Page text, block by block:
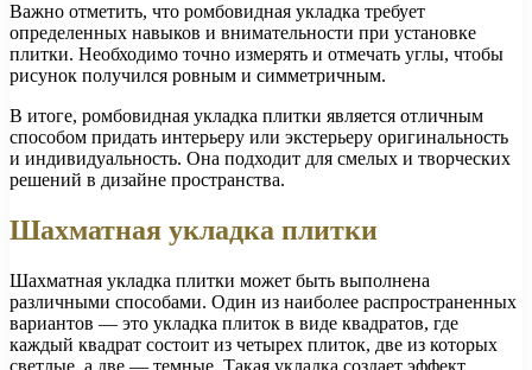
Важно отметить, что ромбовидная укладка требует
определенных навыков и внимательности при установке
плитки. Необходимо точно измерять и отмечать углы, чтобы
рисунок получился ровным и симметричным.
В итоге, ромбовидная укладка плитки является отличным
способом придать интерьеру или экстерьеру оригинальность
и индивидуальность. Она подходит для смелых и творческих
решений в дизайне пространства.
Шахматная укладка плитки
Шахматная укладка плитки может быть выполнена
различными способами. Один из наиболее распространенных
вариантов — это укладка плиток в виде квадратов, где
каждый квадрат состоит из четырех плиток, две из которых